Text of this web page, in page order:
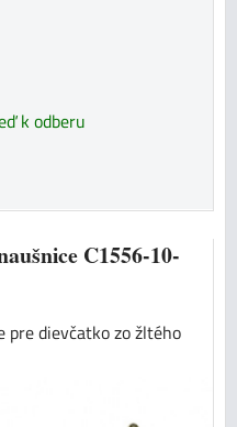
k odberu
C1556-10-
pre dievčatko zo žltého